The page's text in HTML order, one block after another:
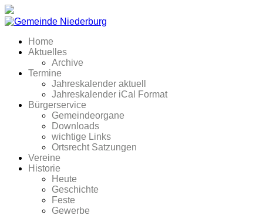
Home
Aktuelles
Archive
Termine
Jahreskalender aktuell
Jahreskalender iCal Format
Bürgerservice
Gemeindeorgane
Downloads
wichtige Links
Ortsrecht Satzungen
Vereine
Historie
Heute
Geschichte
Feste
Gewerbe